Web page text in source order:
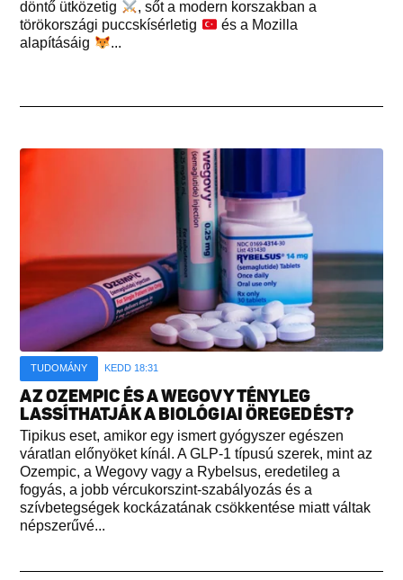
döntő ütközetig
, sőt a modern korszakban a
törökországi puccskísérletig
és a Mozilla
alapításáig
...
TUDOMÁNY KEDD 18:31
AZ OZEMPIC ÉS A WEGOVY TÉNYLEG
LASSÍTHATJÁK A BIOLÓGIAI ÖREGEDÉST?
Tipikus eset, amikor egy ismert gyógyszer egészen
váratlan előnyöket kínál. A GLP-1 típusú szerek, mint az
Ozempic, a Wegovy vagy a Rybelsus, eredetileg a
fogyás, a jobb vércukorszint-szabályozás és a
szívbetegségek kockázatának csökkentése miatt váltak
népszerűvé...